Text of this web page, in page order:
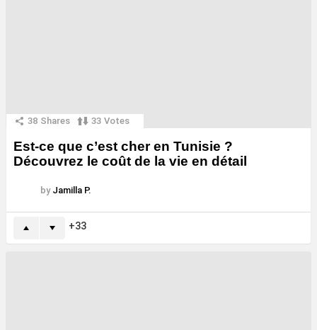
38 Shares 33 Votes
Est-ce que c’est cher en Tunisie ?
Découvrez le coût de la vie en détail
by Jamilla P.
33